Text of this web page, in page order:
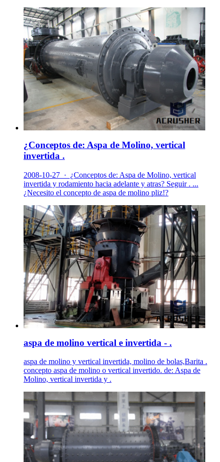
¿Conceptos de: Aspa de Molino, vertical
invertida .
2008-10-27 · ¿Conceptos de: Aspa de Molino, vertical
invertida y rodamiento hacia adelante y atras? Seguir . ...
¿Necesito el concepto de aspa de molino pliz!?
aspa de molino vertical e invertida - .
aspa de molino y vertical invertida, molino de bolas,Barita .
concepto aspa de molino o vertical invertido. de: Aspa de
Molino, vertical invertida y .